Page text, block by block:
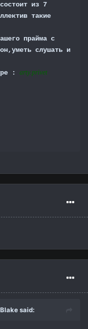
из 7
такие
прайма с
слушать и
:
arty.privet
said: